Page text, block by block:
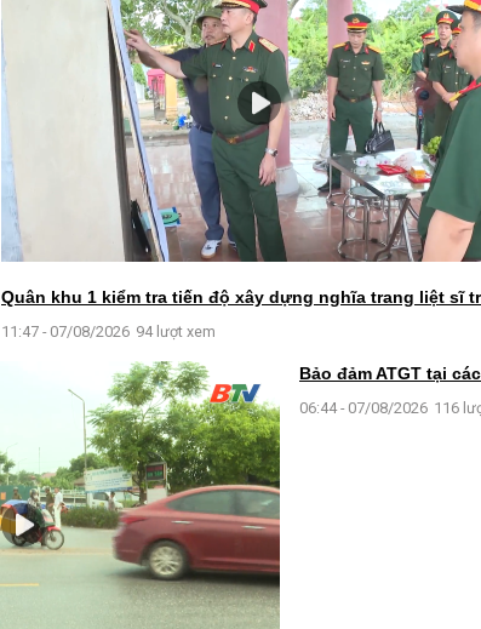
Quân khu 1 kiểm tra tiến độ xây dựng nghĩa trang liệt sĩ
11:47 - 07/08/2026 94 lượt xem
Bảo đảm ATGT tại
06:44 - 07/08/2026 116